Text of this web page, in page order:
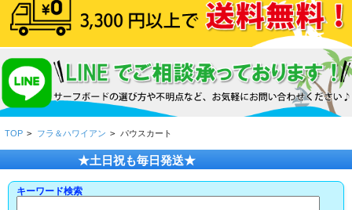
TOP > フラ＆ハワイアン > パウスカート
★土日祝も毎日発送★
キーワード検索